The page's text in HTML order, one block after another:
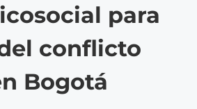
para
conflicto
Bogotá